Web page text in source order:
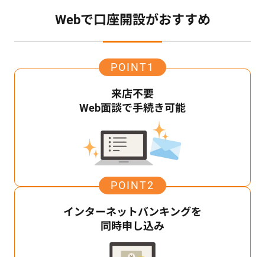
Webで口座開設がおすすめ
POINT1
来店不要
Web面談で手続き可能
POINT2
インターネットバンキングを
同時申し込み